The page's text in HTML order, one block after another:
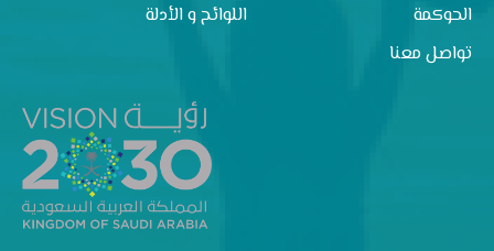
الحوكمة
اللوائح و الأدلة
تواصل معنا